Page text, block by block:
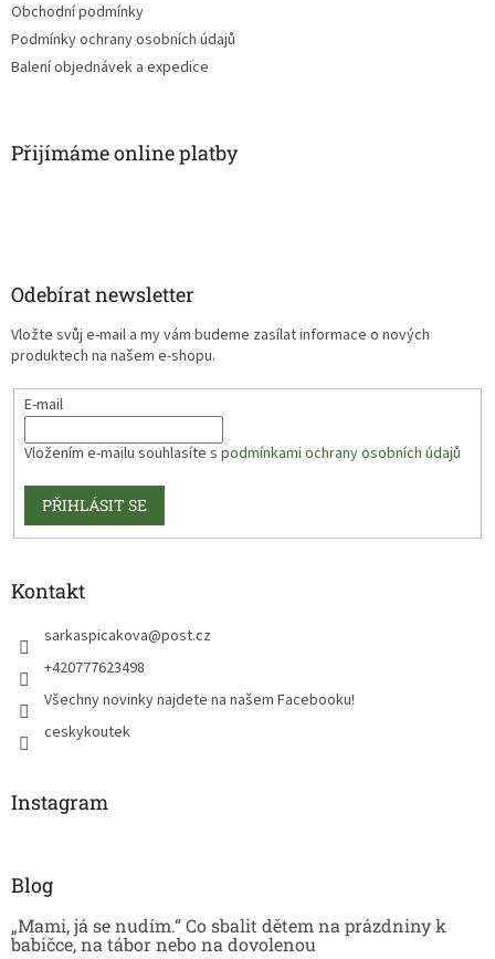
Obchodní podmínky
Podmínky ochrany osobních údajů
Balení objednávek a expedice
Přijímáme online platby
Odebírat newsletter
Vložte svůj e-mail a my vám budeme zasílat informace o nových
produktech na našem e-shopu.
E-mail
Vložením e-mailu souhlasíte s podmínkami ochrany osobních údajů
PŘIHLÁSIT SE
Kontakt
sarkaspicakova@post.cz
+420777623498
Všechny novinky najdete na našem Facebooku!
ceskykoutek
Instagram
Blog
„Mami, já se nudím.“ Co sbalit dětem na prázdniny k
babičce, na tábor nebo na dovolenou